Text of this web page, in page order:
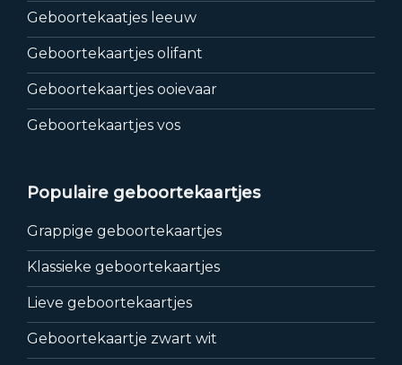
Geboortekaatjes leeuw
Geboortekaartjes olifant
Geboortekaartjes ooievaar
Geboortekaartjes vos
Populaire geboortekaartjes
Grappige geboortekaartjes
Klassieke geboortekaartjes
Lieve geboortekaartjes
Geboortekaartje zwart wit